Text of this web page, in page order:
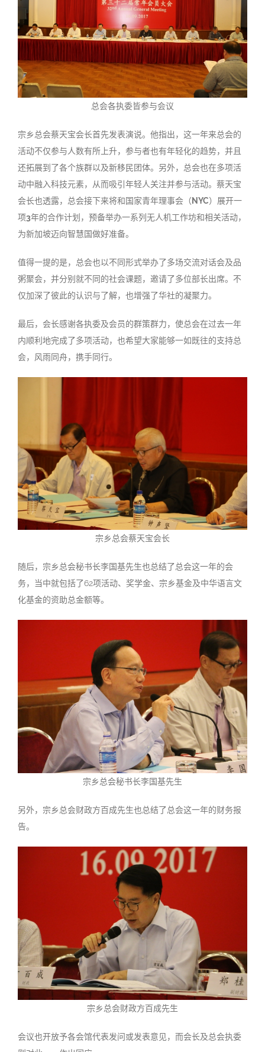
总会各执委皆参与会议
宗乡总会蔡天宝会长首先发表演说。他指出，这一年来总会的
活动不仅参与人数有所上升，参与者也有年轻化的趋势，并且
还拓展到了各个族群以及新移民团体。另外，总会也在多项活
动中融入科技元素，从而吸引年轻人关注并参与活动。蔡天宝
会长也透露，总会接下来将和国家青年理事会（ NYC）展开一
项3年的合作计划，预备举办一系列无人机工作坊和相关活动，
为新加坡迈向智慧国做好准备。
值得一提的是，总会也以不同形式举办了多场交流对话会及品
粥聚会，并分别就不同的社会课题，邀请了多位部长出席。不
仅加深了彼此的认识与了解，也增强了华社的凝聚力。
最后，会长感谢各执委及会员的群策群力，使总会在过去一年
内顺利地完成了多项活动，也希望大家能够一如既往的支持总
会，风雨同舟，携手同行。
宗乡总会蔡天宝会长
随后，宗乡总会秘书长李国基先生也总结了总会这一年的会
务，当中就包括了62项活动、奖学金、宗乡基金及中华语言文
化基金的资助总金额等。
宗乡总会秘书长李国基先生
另外，宗乡总会财政方百成先生也总结了总会这一年的财务报
告。
宗乡总会财政方百成先生
会议也开放予各会馆代表发问或发表意见，而会长及总会执委